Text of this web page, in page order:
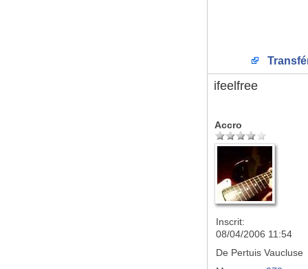
ifeelfree
Accro
Inscrit:
08/04/2006 11:54
De Pertuis Vaucluse